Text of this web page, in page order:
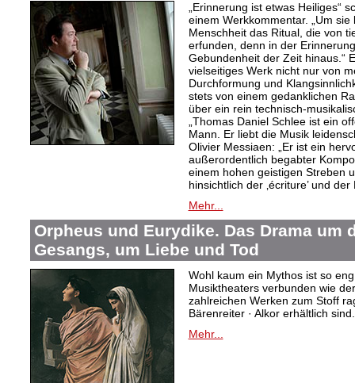
„Erinnerung ist etwas Heiliges“
einem Werkkommentar. „Um
Menschheit das Ritual, die von
erfunden, denn in der
Gebundenheit der Zeit hinaus.“
vielseitiges Werk nicht nur von
Durchformung und
stets von einem gedanklichen
über ein rein technisch-
„Thomas Daniel Schlee ist ein
Mann. Er liebt die Musik
Olivier Messiaen: „Er ist ein
außerordentlich begabter
einem hohen geistigen Streben
hinsichtlich der ‚écriture’ und der
Mehr...
Orpheus und Eurydike. Das Drama um
Gesangs, um Liebe und Tod
Wohl kaum ein Mythos ist so
Musiktheaters verbunden wie
zahlreichen Werken zum Stoff
Bärenreiter · Alkor erhältlich sind.
Mehr...